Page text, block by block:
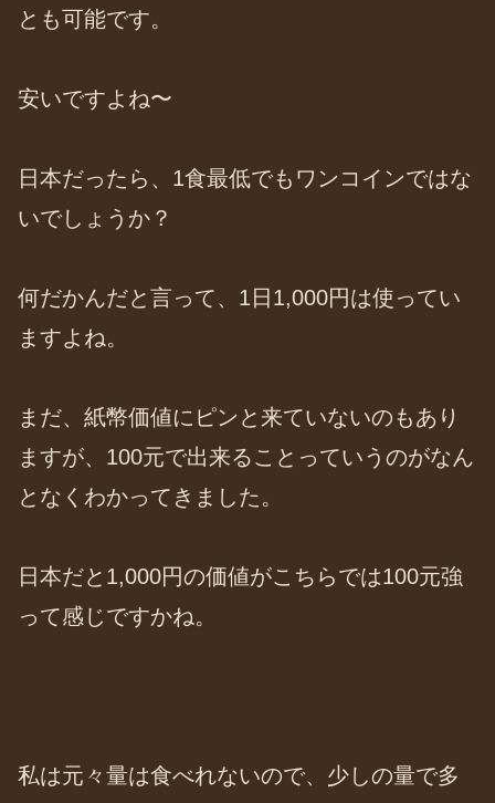
とも可能です。
安いですよね〜
日本だったら、1食最低でもワンコインではな
いでしょうか？
何だかんだと言って、1日1,000円は使ってい
ますよね。
まだ、紙幣価値にピンと来ていないのもあり
ますが、100元で出来ることっていうのがなん
となくわかってきました。
日本だと1,000円の価値がこちらでは100元強
って感じですかね。
私は元々量は食べれないので、少しの量で多